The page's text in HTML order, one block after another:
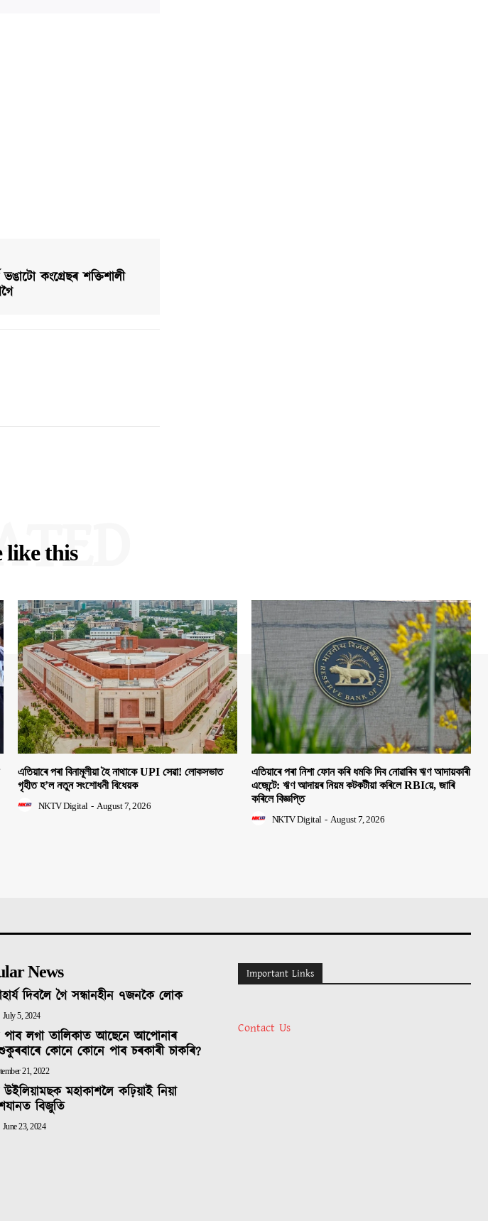
কংগ্ৰেছৰ শক্তিশালী
like this
এতিয়াৰে পৰা বিনামূলীয়া হৈ নাথাকে UPI সেৱা! লোকসভাত
গৃহীত হ’ল নতুন সংশোধনী বিধেয়ক
NKTV Digital - August 7, 2026
এতিয়াৰে পৰা নিশা ফোন কৰি ধমকি দিব নোৱাৰিব ঋণ আদায়কাৰী
এজেন্টে: ঋণ আদায়ৰ নিয়ম কটকটীয়া কৰিলে RBIয়ে, জাৰি
কৰিলে বিজ্ঞপ্তি
NKTV Digital - August 7, 2026
News
দিবলৈ গৈ সন্ধানহীন ৭জনকৈ লোক
July 5, 2024
পাব লগা তালিকাত আছেনে আপোনাৰ
কোনে কোনে পাব চৰকাৰী চাকৰি?
21, 2022
উইলিয়ামছক মহাকাশলৈ কঢ়িয়াই নিয়া
বিজুতি
June 23, 2024
Important Links
Contact Us